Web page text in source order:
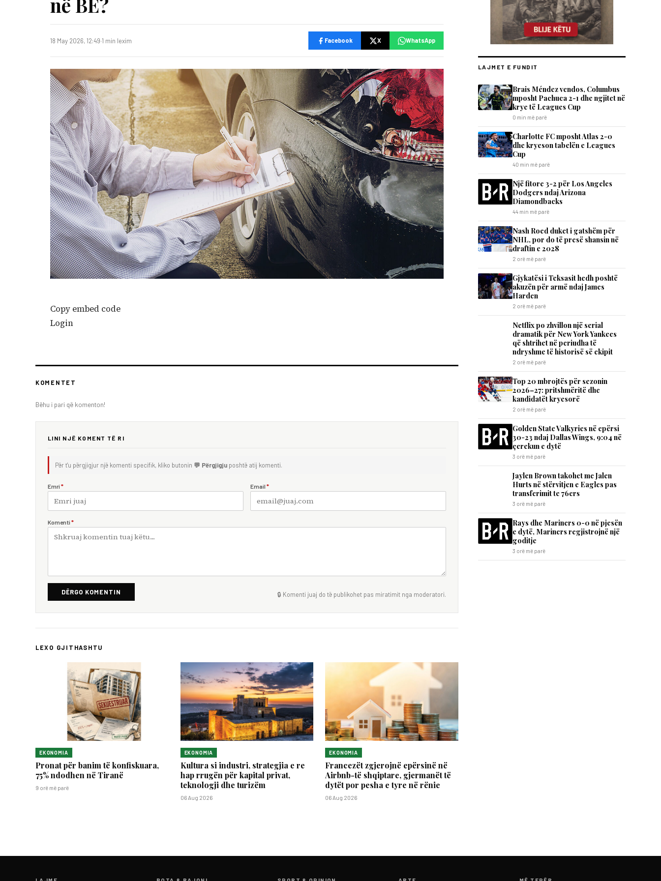
18 May 2026, 12:49·1 min lexim Facebook X WhatsApp
Copy embed code
Login
KOMENTET
Bëhu i pari që komenton!
LINI NJË KOMENT TË RI
Për t'u përgjigjur një komenti specifik, kliko butonin 💬 Përgjigju poshtë atij komenti.
Emri * Email *
Komenti *
DËRGO KOMENTIN 🔒 Komenti juaj do të publikohet pas miratimit nga moderatori.
LEXO GJITHASHTU
EKONOMIA
Pronat për banim të konfiskuara,
75% ndodhen në Tiranë
9 orë më parë
EKONOMIA
Kultura si industri, strategjia e re
hap rrugën për kapital privat,
teknologji dhe turizëm
06 Aug 2026
EKONOMIA
Francezët zgjerojnë epërsinë në
Airbnb-të shqiptare, gjermanët të
dytët por pesha e tyre në rënie
06 Aug 2026
LAJMET E FUNDIT
Brais Méndez vendos, Columbus
mposht Pachuca 2-1 dhe ngjitet në
krye të Leagues Cup
0 min më parë
Charlotte FC mposht Atlas 2-0
dhe kryeson tabelën e Leagues
Cup
40 min më parë
Një fitore 3-2 për Los Angeles
Dodgers ndaj Arizona
Diamondbacks
44 min më parë
Nash Roed duket i gatshëm për
NHL, por do të presë shansin në
draftin e 2028
2 orë më parë
Gjykatësi i Teksasit hedh poshtë
akuzën për armë ndaj James
Harden
2 orë më parë
Netflix po zhvillon një serial
dramatik për New York Yankees
që shtrihet në periudha të
ndryshme të historisë së ekipit
2 orë më parë
Top 20 mbrojtës për sezonin
2026–27: pritshmëritë dhe
kandidatët kryesorë
2 orë më parë
Golden State Valkyries në epërsi
30-23 ndaj Dallas Wings, 9:04 në
çerekun e dytë
3 orë më parë
Jaylen Brown takohet me Jalen
Hurts në stërvitjen e Eagles pas
transferimit te 76ers
3 orë më parë
Rays dhe Mariners 0-0 në pjesën
e dytë, Mariners regjistrojnë një
goditje
3 orë më parë